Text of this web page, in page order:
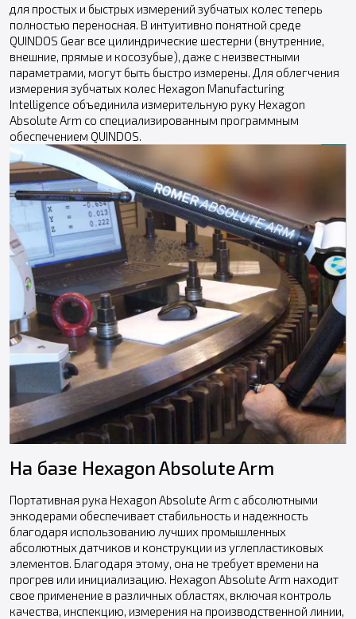
для простых и быстрых измерений зубчатых колес теперь
полностью переносная. В интуитивно понятной среде
QUINDOS Gear все цилиндрические шестерни (внутренние,
внешние, прямые и косозубые), даже с неизвестными
параметрами, могут быть быстро измерены. Для облегчения
измерения зубчатых колес Hexagon Manufacturing
Intelligence объединила измерительную руку Hexagon
Absolute Arm со специализированным программным
обеспечением QUINDOS.
На базе Hexagon Absolute Arm
Портативная рука Hexagon Absolute Arm с абсолютными
энкодерами обеспечивает стабильность и надежность
благодаря использованию лучших промышленных
абсолютных датчиков и конструкции из углепластиковых
элементов. Благодаря этому, она не требует времени на
прогрев или инициализацию. Hexagon Absolute Arm находит
свое применение в различных областях, включая контроль
качества, инспекцию, измерения на производственной линии,